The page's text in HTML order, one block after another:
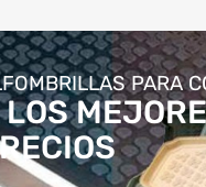
PARA
LOS